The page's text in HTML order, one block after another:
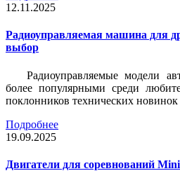
12.11.2025
Радиоуправляемая машина для
выбор
Радиоуправляемые модели
более популярными среди
поклонников технических новинок
Подробнее
19.09.2025
Двигатели для соревнований